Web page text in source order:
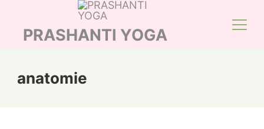
PRASHANTI YOGA
anatomie